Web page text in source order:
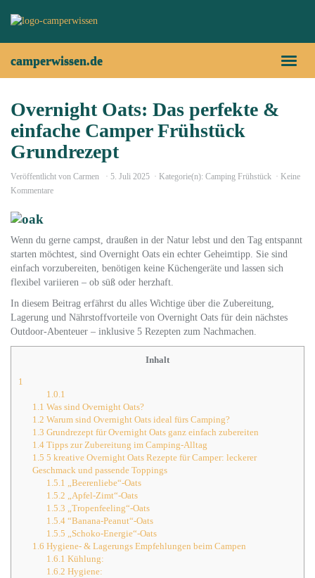
Toggle
camperwissen.de
Overnight Oats: Das perfekte &
einfache Camper Frühstück
Grundrezept
Veröffentlicht von Carmen 5. Juli 2025 Kategorie(n): Camping Frühstück
Keine
Kommentare
Wenn du gerne campst, draußen in der Natur lebst und den Tag entspannt
starten möchtest, sind Overnight Oats ein echter Geheimtipp. Sie sind
einfach vorzubereiten, benötigen keine Küchengeräte und lassen sich
flexibel variieren – ob süß oder herzhaft.
In diesem Beitrag erfährst du alles Wichtige über die Zubereitung,
Lagerung und Nährstoffvorteile von Overnight Oats für dein nächstes
Outdoor-Abenteuer – inklusive 5 Rezepten zum Nachmachen.
Inhalt
1
1.0.1
1.1 Was sind Overnight Oats?
1.2 Warum sind Overnight Oats ideal fürs Camping?
1.3 Grundrezept für Overnight Oats ganz einfach zubereiten
1.4Tipps zur Zubereitung im Camping-Alltag
1.5 5 kreative Overnight Oats Rezepte für Camper: leckerer
Geschmack und passende Toppings
1.5.1 „Beerenliebe“-Oats
1.5.2 „Apfel-Zimt“-Oats
1.5.3 „Tropenfeeling“-Oats
1.5.4“Banana-Peanut“-Oats
1.5.5 „Schoko-Energie“-Oats
1.6 Hygiene- & Lagerungs Empfehlungen beim Campen
1.6.1 Kühlung:
1.6.2 Hygiene: